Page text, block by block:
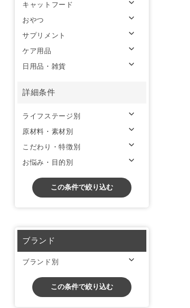
キャットフード
おやつ
サプリメント
ケア用品
日用品・雑貨
詳細条件
ライフステージ別
原材料・素材別
こだわり・特徴別
お悩み・目的別
この条件で絞り込む
ブランド
ブランド別
この条件で絞り込む